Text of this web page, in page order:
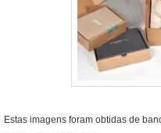
Estas imagens foram obtidas de